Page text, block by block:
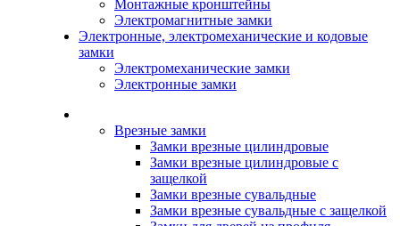
Монтажные кронштейны
Электромагнитные замки
Электронные, электромеханические и кодовые
замки
Электромеханические замки
Электронные замки
Врезные замки
Замки врезные цилиндровые
Замки врезные цилиндровые с
защелкой
Замки врезные сувальдные
Замки врезные сувальдные с защелкой